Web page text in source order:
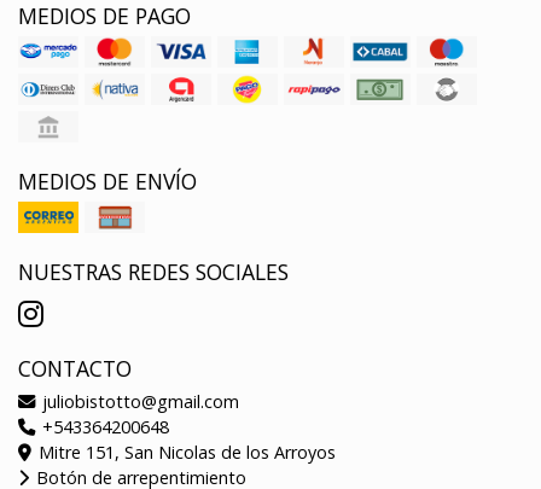
MEDIOS DE PAGO
MEDIOS DE ENVÍO
NUESTRAS REDES SOCIALES
CONTACTO
juliobistotto@gmail.com
+543364200648
Mitre 151, San Nicolas de los Arroyos
Botón de arrepentimiento